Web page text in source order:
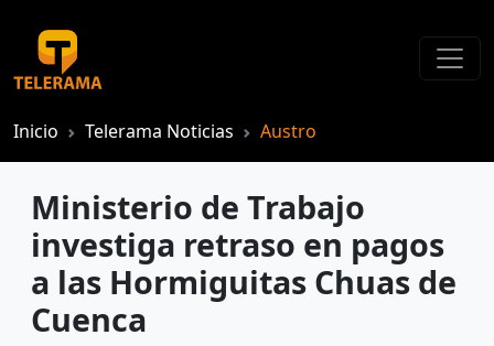
Inicio Telerama Noticias Austro
Ministerio de Trabajo
investiga retraso en pagos
a las Hormiguitas Chuas de
Cuenca